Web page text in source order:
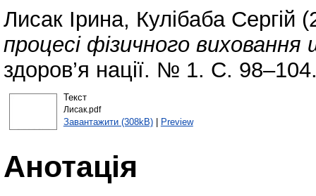
Лисак Ірина, Кулібаба Сергій
процесі фізичного виховання
здоров’я нації. № 1. С.
Текст
Лисак.pdf
Завантажити (308kB)| Preview
Анотація